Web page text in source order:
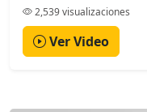
2,539 visualizaciones
Ver Video